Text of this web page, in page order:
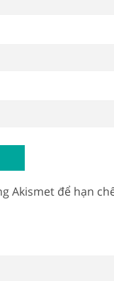
Akismet để hạn